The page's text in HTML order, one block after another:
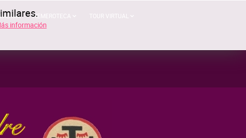
HEMEROTECA TOUR VIRTUAL
información